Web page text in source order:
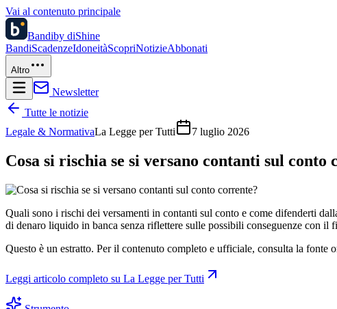
Vai al contenuto principale
Bandiby diShine
BandiScadenzeIdoneitàScopriNotizieAbbonati
Altro
Newsletter
Tutte le notizie
Legale & NormativaLa Legge per Tutti 7 luglio 2026
Cosa si rischia se si versano contanti sul conto
Quali sono i rischi dei versamenti in contanti sul conto e come difenderti
di denaro liquido in banca senza riflettere sulle possibili conseguenze con il
Questo è un estratto. Per il contenuto completo e ufficiale, consulta la fonte
Leggi articolo completo su La Legge per Tutti